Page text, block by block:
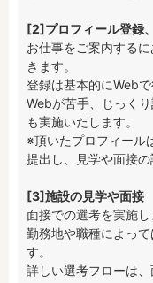
[2]プロフィール登録
お仕事をご案内する
きます。
登録は基本的にWeb
Webが苦手、じっく
も実施いたします。
※頂いたプロフィール
提出し、見学や面接の
[3]施設の見学や面接
面接での選考を実施し
勤務地や職種によっ
す。
詳しい選考フローは、